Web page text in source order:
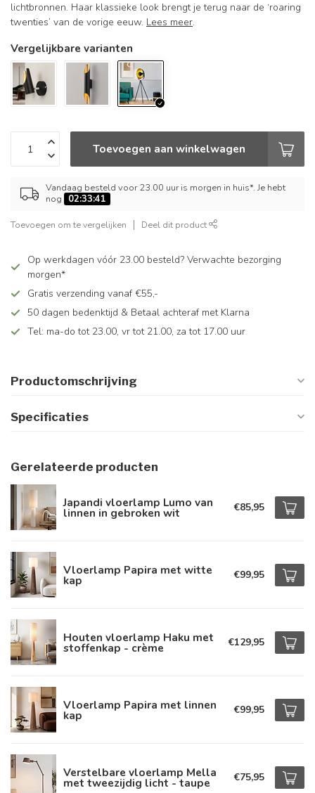
lichtbronnen. Haar klassieke look brengt je terug naar de ‘roaring
twenties’ van de vorige eeuw. Lees meer.
Vergelijkbare varianten
Toevoegen aan winkelwagen
Vandaag besteld voor 23.00 uur is morgen in huis*. Je hebt
nog
02:33:40
Toevoegen om te vergelijken Deel dit product
Op werkdagen vóór 23.00 besteld? Verwachte bezorging
morgen*
Gratis verzending vanaf €55,-
50 dagen bedenktijd & Betaal achteraf met Klarna
Tel: ma-do tot 23.00, vr tot 21.00, za tot 17.00 uur
Productomschrijving
Specificaties
Gerelateerde producten
Japandi vloerlamp Lumo van
linnen in gebroken wit €85,95
Vloerlamp Papira met witte
kap €99,95
Houten vloerlamp Haku met
stoffenkap - crème €129,95
Vloerlamp Papira met linnen
kap €99,95
Verstelbare vloerlamp Mella
met tweezijdig licht - taupe €75,95